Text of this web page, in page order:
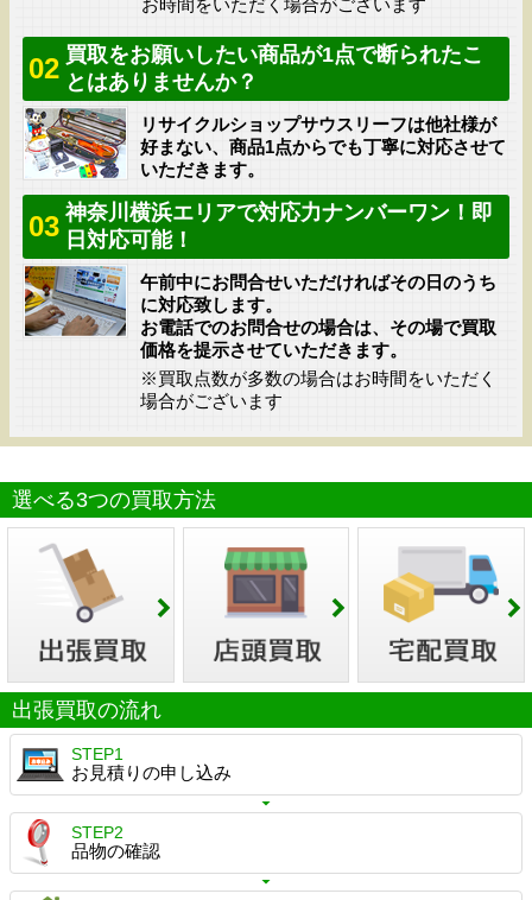
お時間をいただく場合がございます
02 買取をお願いしたい商品が1点で断られたこ
とはありませんか？
リサイクルショップサウスリーフは他社様が
好まない、商品1点からでも丁寧に対応させて
いただきます。
03 神奈川横浜エリアで対応力ナンバーワン！即
日対応可能！
午前中にお問合せいただければその日のうち
に対応致します。
お電話でのお問合せの場合は、その場で買取
価格を提示させていただきます。
※買取点数が多数の場合はお時間をいただく
場合がございます
選べる3つの買取方法
出張買取の流れ
STEP1
お見積りの申し込み
STEP2
品物の確認